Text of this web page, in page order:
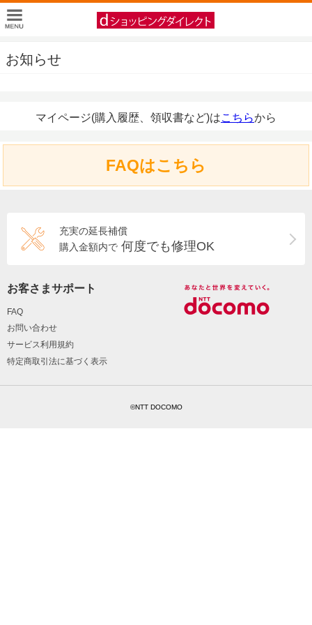
お知らせ
マイページ(購入履歴、領収書など)はこちらから
FAQはこちら
充実の延長補償
購入金額内で 何度でも修理OK
お客さまサポート
FAQ
お問い合わせ
サービス利用規約
特定商取引法に基づく表示
©NTT DOCOMO